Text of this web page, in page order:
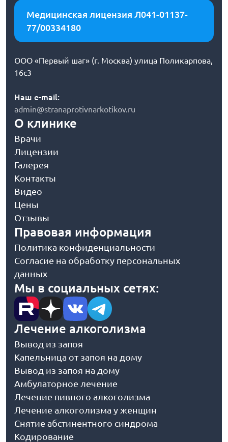
Медицинская лицензия Л041-01137-
77/00334180
ООО «Первый шаг» (г. Москва) улица Поликарпова,
16с3
Наш e-mail:
admin@stranaprotivnarkotikov.ru
О клинике
Врачи
Лицензии
Галерея
Контакты
Видео
Цены
Отзывы
Правовая информация
Политика конфиденциальности
Согласие на обработку персональных
данных
Мы в социальных сетях:
Лечение алкоголизма
Вывод из запоя
Капельница от запоя на дому
Вывод из запоя на дому
Амбулаторное лечение
Лечение пивного алкоголизма
Лечение алкоголизма у женщин
Снятие абстинентного синдрома
Кодирование